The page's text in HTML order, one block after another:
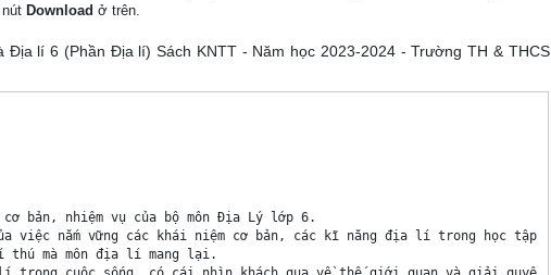
Download ở trên.
lí 6 (Phần Địa lí) Sách KNTT - Năm học 2023-2024 - Trường TH & THCS